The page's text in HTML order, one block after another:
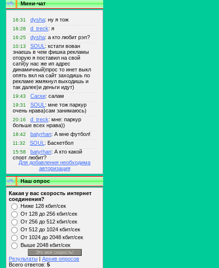
Мини-чат
Для добавления необходима
авторизация
Наш опрос
Какая у вас скорость интернет
соединения?
Ниже 128 кбит/сек
От 128 до 256 кбит/сек
От 256 до 512 кбит/сек
От 512 до 1024 кбит/сек
От 1024 до 2048 кбит/сек
Выше 2048 кбит/сек
Результаты | Архив опросов
Всего ответов: 5